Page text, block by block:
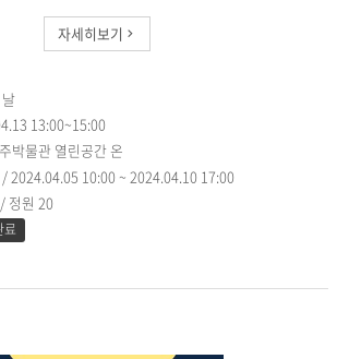
자세히보기
13:00~15:00
박물관 열린공간 온
/ 2024.04.05 10:00 ~ 2024.04.10 17:00
/ 정원 20
료